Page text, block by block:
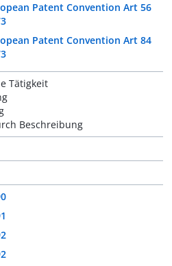
Patent Convention Art 56
Patent Convention Art 84
Tätigkeit
Beschreibung